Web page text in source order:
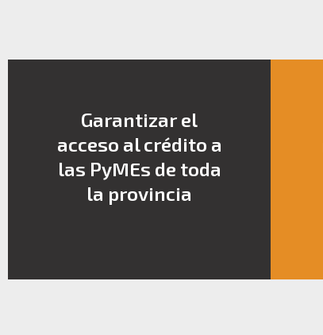
Garantizar el
acceso al crédito a
las PyMEs de toda
la provincia